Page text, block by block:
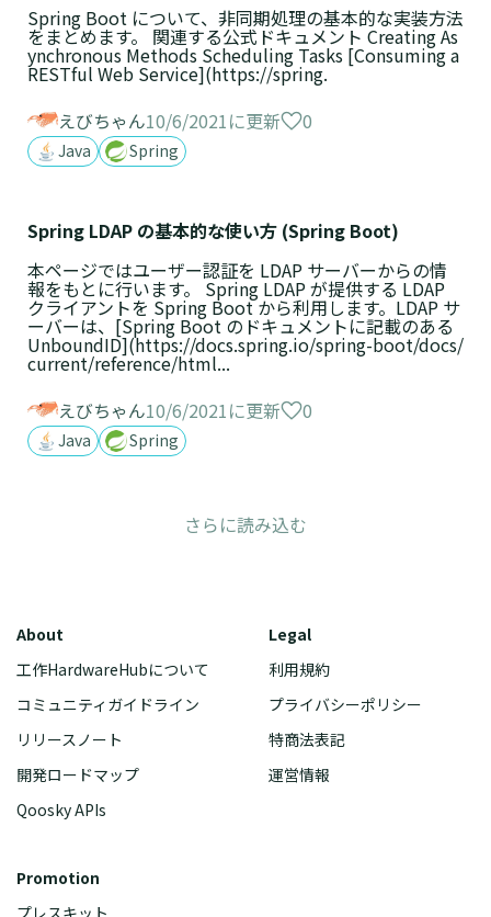
Spring Boot について、非同期処理の基本的な実装方法
をまとめます。 関連する公式ドキュメント Creating As
ynchronous Methods Scheduling Tasks [Consuming a
RESTful Web Service](https://spring.
えびちゃん10/6/2021に更新 0
Java Spring
Spring LDAP の基本的な使い方 (Spring Boot)
本ページではユーザー認証を LDAP サーバーからの情
報をもとに行います。 Spring LDAP が提供する LDAP
クライアントを Spring Boot から利用します。LDAP サ
ーバーは、[Spring Boot のドキュメントに記載のある
UnboundID](https://docs.spring.io/spring-boot/docs/
current/reference/html...
えびちゃん10/6/2021に更新 0
Java Spring
さらに読み込む
About
工作HardwareHubについて
コミュニティガイドライン
リリースノート
開発ロードマップ
Qoosky APIs
Legal
利用規約
プライバシーポリシー
特商法表記
運営情報
Promotion
プレスキット